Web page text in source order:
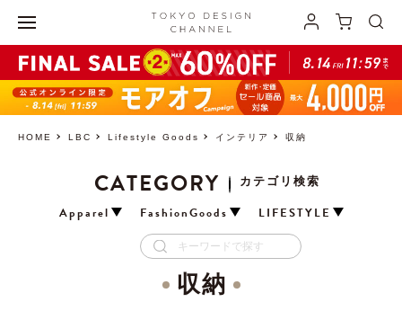
HOME LBC Lifestyle Goods インテリア 収納
CATEGORY
カテゴリ検索
Apparel
FashionGoods LIFESTYLE
収納